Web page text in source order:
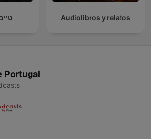
Audiolibros y relatos
Portugal